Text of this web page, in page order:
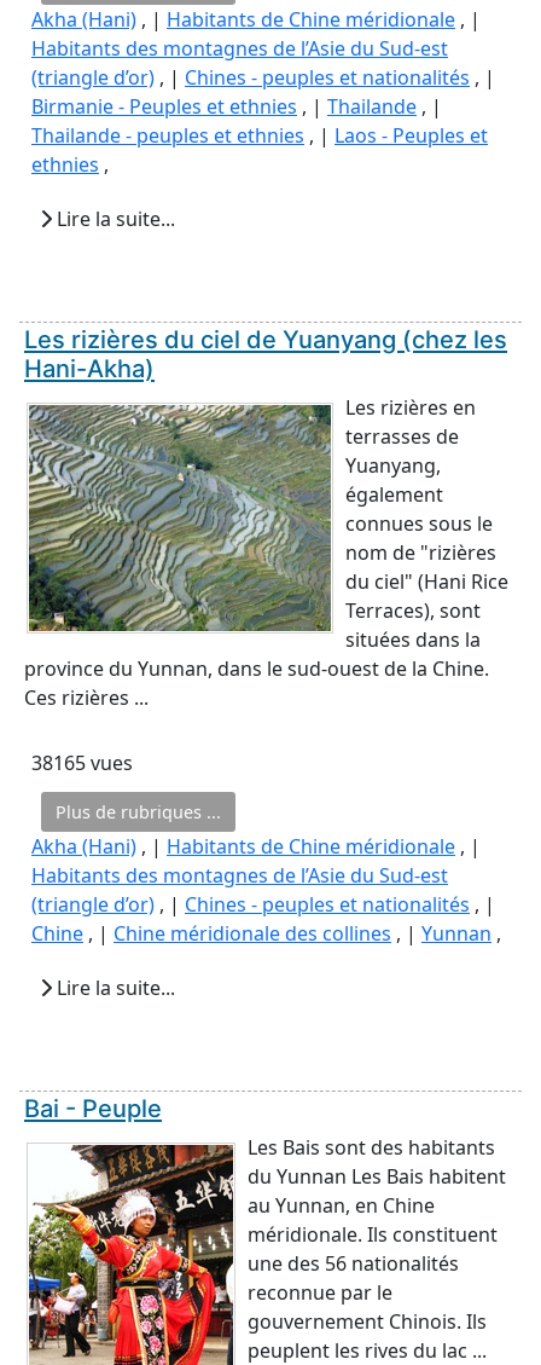
Akha (Hani) , | Habitants de Chine méridionale , |
Habitants des montagnes de l’Asie du Sud-est
(triangle d’or) , | Chines - peuples et nationalités , |
Birmanie - Peuples et ethnies , | Thailande , |
Thailande - peuples et ethnies , | Laos - Peuples et
ethnies ,
Lire la suite...
Les rizières du ciel de Yuanyang (chez les
Hani-Akha)
Les rizières en
terrasses de
Yuanyang,
également
connues sous le
nom de "rizières
du ciel" (Hani Rice
Terraces), sont
situées dans la
province du Yunnan, dans le sud-ouest de la Chine.
Ces rizières ...
38165 vues
Plus de rubriques ...
Akha (Hani) , | Habitants de Chine méridionale , |
Habitants des montagnes de l’Asie du Sud-est
(triangle d’or) , | Chines - peuples et nationalités , |
Chine , | Chine méridionale des collines , | Yunnan ,
Lire la suite...
Bai - Peuple
Les Bais sont des habitants
du Yunnan Les Bais habitent
au Yunnan, en Chine
méridionale. Ils constituent
une des 56 nationalités
reconnue par le
gouvernement Chinois. Ils
peuplent les rives du lac ...